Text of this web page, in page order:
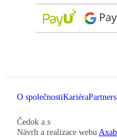
O společnostiKariéra
Čedok a.s
Návrh a realizace webu